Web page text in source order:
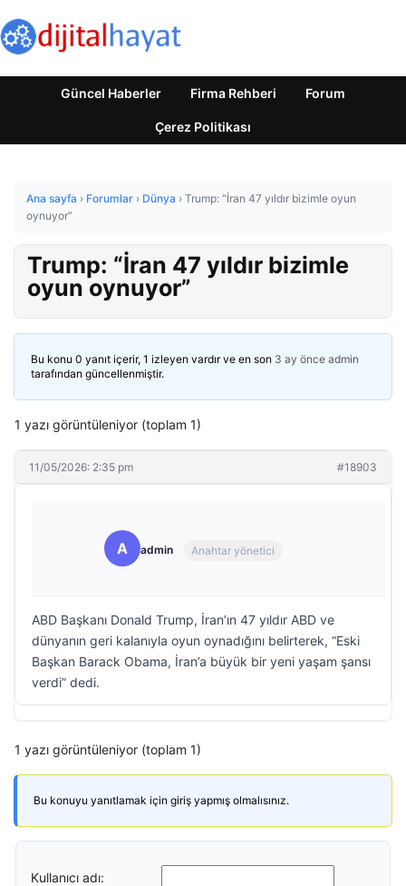
Güncel Haberler Firma Rehberi Forum
Çerez Politikası
Ana sayfa › Forumlar › Dünya › Trump: “İran 47 yıldır bizimle oyun
oynuyor”
Trump: “İran 47 yıldır bizimle
oyun oynuyor”
Bu konu 0 yanıt içerir, 1 izleyen vardır ve en son 3 ay önce admin
tarafından güncellenmiştir.
1 yazı görüntüleniyor (toplam 1)
11/05/2026: 2:35 pm #18903
A admin Anahtar yönetici
ABD Başkanı Donald Trump, İran’ın 47 yıldır ABD ve
dünyanın geri kalanıyla oyun oynadığını belirterek, “Eski
Başkan Barack Obama, İran’a büyük bir yeni yaşam şansı
verdi” dedi.
1 yazı görüntüleniyor (toplam 1)
Bu konuyu yanıtlamak için giriş yapmış olmalısınız.
Kullanıcı adı: